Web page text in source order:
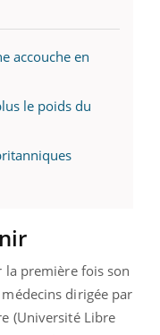
accouche en
le poids du
première fois son
dirigée par
(Université Libre